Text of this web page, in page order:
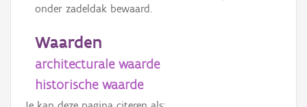
onder zadeldak bewaard.
Waarden
architecturale waarde
historische waarde